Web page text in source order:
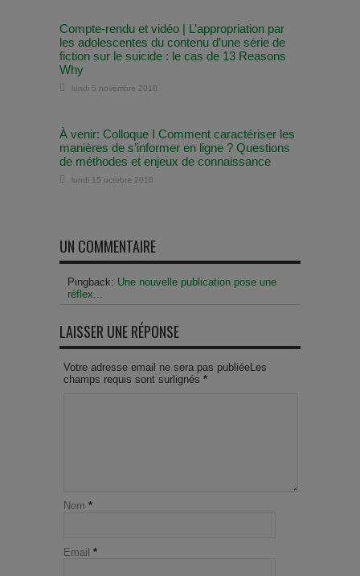
Compte-rendu et vidéo | L’appropriation par
les adolescentes du contenu d’une série de
fiction sur le suicide : le cas de 13 Reasons
Why
lundi 5 novembre 2018
À venir: Colloque I Comment caractériser les
manières de s’informer en ligne ? Questions
de méthodes et enjeux de connaissance
lundi 15 octobre 2018
UN COMMENTAIRE
Pingback: Une nouvelle publication pose une
réflex...
LAISSER UNE RÉPONSE
Votre adresse email ne sera pas publiéeLes
champs requis sont surlignés *
Nom *
Email *